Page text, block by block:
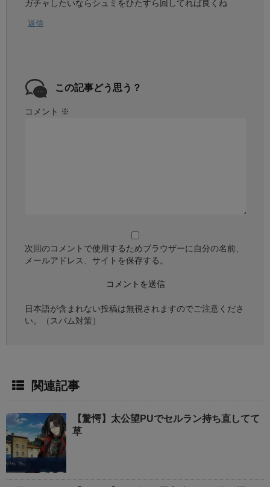
ガチャしたいならシュミをひたすら回してれば良くね
返信
この記事どう思う？
コメント ※
次回のコメントで使用するためブラウザーに自分の名前、
メールアドレス、サイトを保存する。
日本語が含まれない投稿は無視されますのでご注意くださ
い。（スパム対策）
関連記事
【驚愕】太公望PUでセルラン持ち直してて
草